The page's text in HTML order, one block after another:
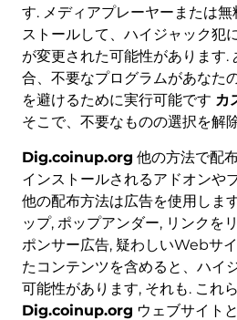
す. メディアプレーヤーまたは
ストールして、ハイジャック犯
が変更された可能性があります.
合、不要なプログラムがあなた
を避けるために実行可能です カ
そこで、不要なものの選択を解
Dig.coinup.org 他の方法で配
インストールされるアドオンや
他の配布方法は広告を使用しま
ップ, ポップアンダー, リンクを
ポンサー広告, 疑わしいWebサ
たコンテンツを含めると、ハイ
可能性があります, それも. これ
Dig.coinup.org ウェブサイト